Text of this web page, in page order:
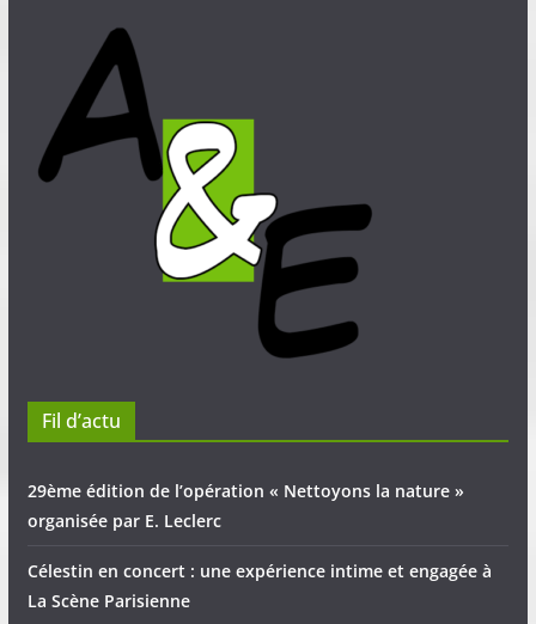
Fil d’actu
29ème édition de l’opération « Nettoyons la nature »
organisée par E. Leclerc
Célestin en concert : une expérience intime et engagée à
La Scène Parisienne